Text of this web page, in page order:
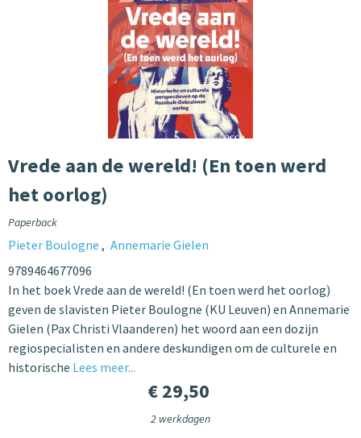
Vrede aan de wereld! (En toen werd
het oorlog)
Paperback
Pieter Boulogne
Annemarie Gielen
9789464677096
In het boek Vrede aan de wereld! (En toen werd het oorlog)
geven de slavisten Pieter Boulogne (KU Leuven) en Annemarie
Gielen (Pax Christi Vlaanderen) het woord aan een dozijn
regiospecialisten en andere deskundigen om de culturele en
historische Lees meer...
€ 29,50
2 werkdagen